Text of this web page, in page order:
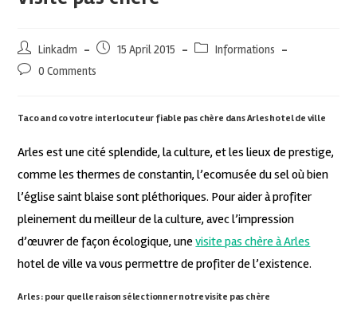
Linkadm 15 April 2015
Informations
0 Comments
Taco and co votre interlocuteur fiable pas chère dans Arles hotel de ville
Arles est une cité splendide, la culture, et les lieux de prestige,
comme les thermes de constantin, l’ecomusée du sel où bien
l’église saint blaise sont pléthoriques. Pour aider à profiter
pleinement du meilleur de la culture, avec l’impression
d’œuvrer de façon écologique, unevisite pas chère à Arles
hotel de ville va vous permettre de profiter de l’existence.
Arles : pour quelle raison sélectionner notre visite pas chère